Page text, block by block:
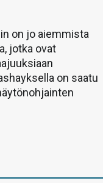
on jo aiemmista
jotka ovat
on saatu